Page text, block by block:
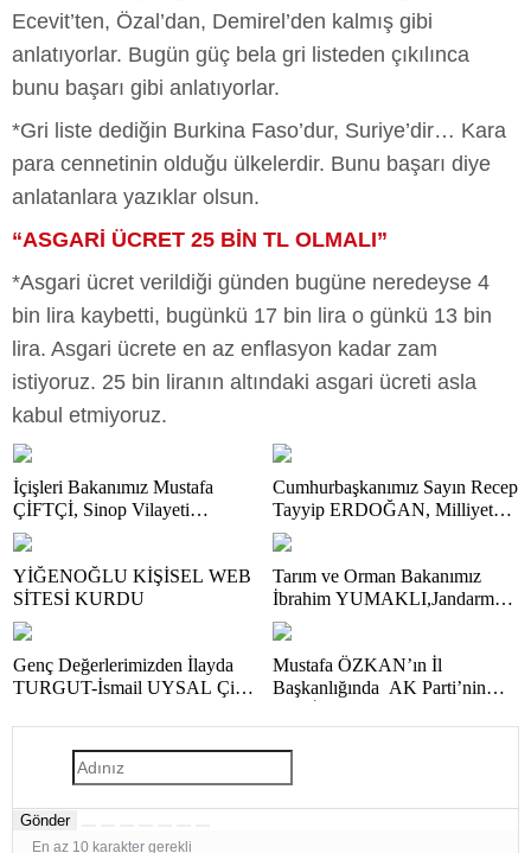
Ecevit’ten, Özal’dan, Demirel’den kalmış gibi
anlatıyorlar. Bugün güç bela gri listeden çıkılınca
bunu başarı gibi anlatıyorlar.
*Gri liste dediğin Burkina Faso’dur, Suriye’dir… Kara
para cennetinin olduğu ülkelerdir. Bunu başarı diye
anlatanlara yazıklar olsun.
“ASGARİ ÜCRET 25 BİN TL OLMALI”
*Asgari ücret verildiği günden bugüne neredeyse 4
bin lira kaybetti, bugünkü 17 bin lira o günkü 13 bin
lira. Asgari ücrete en az enflasyon kadar zam
istiyoruz. 25 bin liranın altındaki asgari ücreti asla
kabul etmiyoruz.
İçişleri Bakanımız Mustafa
ÇİFTÇİ, Sinop Vilayeti
Programı Kapsamında Türkeli
İlçesinde Çeşitli Ziyaretlerde
Bulundu…
Cumhurbaşkanımız Sayın Recep
Tayyip ERDOĞAN, Milliyetçi
Hareket Partisi (MHP) Genel
Başkanı Adanalı Hemşerimiz
Büyüğümüz Devlet
BAHÇELİ’yi
Cumhurbaşkanlığı Külliyesinde
kabul etti…
YİĞENOĞLU KİŞİSEL WEB
SİTESİ KURDU
Tarım ve Orman Bakanımız
İbrahim YUMAKLI,Jandarma
Genel Komutanımız Adanalı
Gurur Kaynağımız Orgeneral
Ali ÇARDAKÇI Paşamız ve
Adana Valimiz Mustafa
Başta Olmak Üzere; KOZAN
GAZİKÖY’DEN ETKİN
DEĞER “TÜRKEŞ
Genç Değerlerimizden İlayda
TURGUT-İsmail UYSAL Çifti
Nişanlandı…
Mustafa ÖZKAN’ın İl
Başkanlığında AK Parti’nin
Başkanlık Divanı Belli Oldu…
Bu arada Cumhurbaşkanımız
Gönder
En az 10 karakter gerekli